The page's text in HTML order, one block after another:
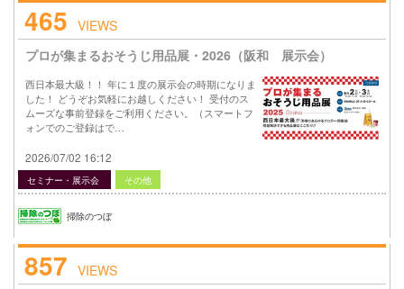
465 VIEWS
プロが集まるおそうじ用品展・2026（阪和 展示会）
西日本最大級！！ 年に１度の展示会の時期になりま
した！ どうぞお気軽にお越しください！ 受付のス
ムーズな事前登録をご利用ください。（スマートフ
ォンでのご登録はで…
2026/07/02 16:12
セミナー・展示会 その他
掃除のつぼ
857 VIEWS